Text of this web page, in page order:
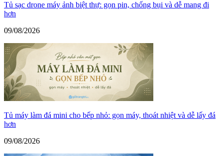
Tủ sạc drone máy ảnh biệt thự: gọn pin, chống bụi và dễ mang đi
hơn
09/08/2026
Tủ máy làm đá mini cho bếp nhỏ: gọn máy, thoát nhiệt và dễ lấy đá
hơn
09/08/2026